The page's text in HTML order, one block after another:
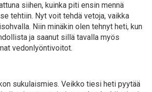
siihen, kuinka piti ensin mennä
tehtiin. Nyt voit tehdä vetoja, vaikka
Niin minäkin olen tehnyt heti, kun
ja saanut sillä tavalla myös
vedonlyöntivoitot.
sukulaismies. Veikko tiesi heti pyytää